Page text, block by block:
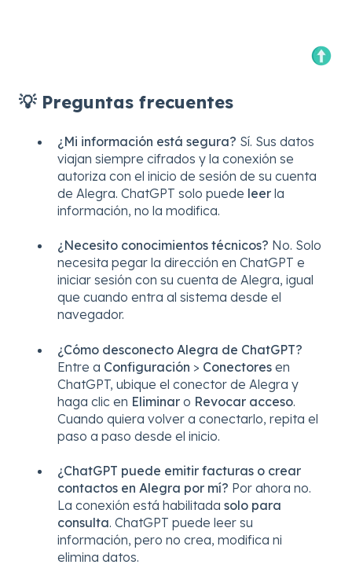
💡 Preguntas frecuentes
¿Mi información está segura? Sí. Sus datos
viajan siempre cifrados y la conexión se
autoriza con el inicio de sesión de su cuenta
de Alegra. ChatGPT solo puede leer la
información, no la modifica.
¿Necesito conocimientos técnicos? No. Solo
necesita pegar la dirección en ChatGPT e
iniciar sesión con su cuenta de Alegra, igual
que cuando entra al sistema desde el
navegador.
¿Cómo desconecto Alegra de ChatGPT?
Entre a Configuración > Conectores en
ChatGPT, ubique el conector de Alegra y
haga clic en Eliminar o Revocar acceso.
Cuando quiera volver a conectarlo, repita el
paso a paso desde el inicio.
¿ChatGPT puede emitir facturas o crear
contactos en Alegra por mí? Por ahora no.
La conexión está habilitada solo para
consulta. ChatGPT puede leer su
información, pero no crea, modifica ni
elimina datos.